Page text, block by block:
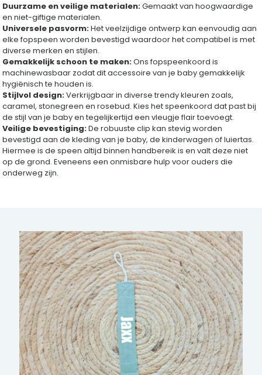
Duurzame en veilige materialen:Gemaakt van hoogwaardige
en niet-giftige materialen.
Universele pasvorm:Het veelzijdige ontwerp kan eenvoudig aan
elke fopspeen worden bevestigd waardoor het compatibel is met
diverse merken en stijlen.
Gemakkelijk schoon te maken:Ons fopspeenkoord is
machinewasbaar zodat dit accessoire van je baby gemakkelijk
hygiënisch te houden is.
Stijlvol design:Verkrijgbaar in diverse trendy kleuren zoals,
caramel, stonegreen en rosebud. Kies het speenkoord dat past bij
de stijl van je baby en tegelijkertijd een vleugje flair toevoegt.
Veilige bevestiging:De robuuste clip kan stevig worden
bevestigd aan de kleding van je baby, de kinderwagen of luiertas.
Hiermee is de speen altijd binnen handbereik is en valt deze niet
op de grond. Eveneens een onmisbare hulp voor ouders die
onderweg zijn.